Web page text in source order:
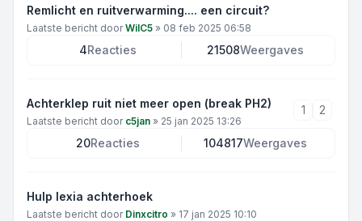
Remlicht en ruitverwarming.... een circuit?
Laatste bericht doorWilC5 » 08 feb 2025 06:58
4Reacties 21508Weergaves
Achterklep ruit niet meer open (break PH2)
Laatste bericht door c5jan » 25 jan 2025 13:26
1 2
20Reacties 104817Weergaves
Hulp lexia achterhoek
Laatste bericht door Dinxcitro » 17 jan 2025 10:10